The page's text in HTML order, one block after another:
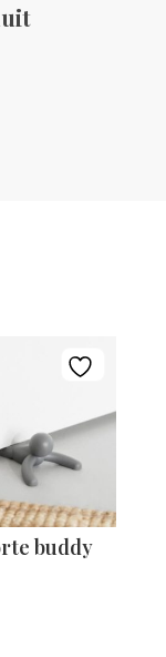
buddy